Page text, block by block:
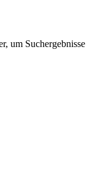
um Suchergebnisse